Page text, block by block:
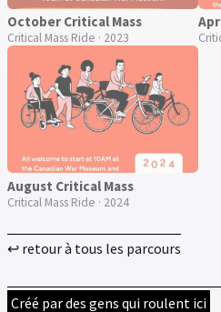
October Critical Mass
Critical Mass Ride · 2023
August Critical Mass
Critical Mass Ride · 2024
↩ retour à tous les parcours
Créé par des gens qui roulent ici